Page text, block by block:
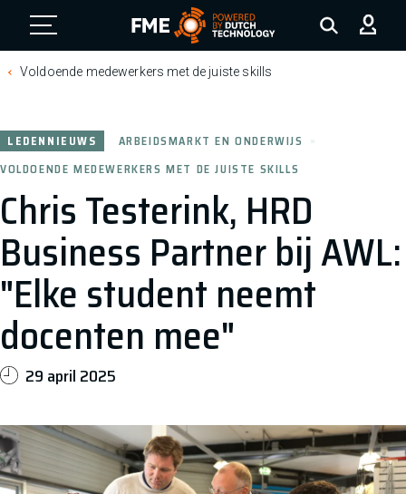
FME Logo, to the homepage
Voldoende medewerkers met de juiste skills
Chris Testerink, HRD
Business Partner bij AWL:
"Elke student neemt
docenten mee"
LEDENNIEUWS
ARBEIDSMARKT EN ONDERWIJS
VOLDOENDE MEDEWERKERS MET DE JUISTE SKILLS
29 april 2025